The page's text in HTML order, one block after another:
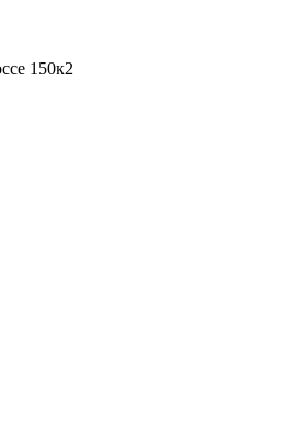
150к2